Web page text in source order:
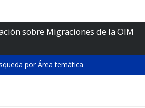
sobre Migraciones de la OIM
por Área temática